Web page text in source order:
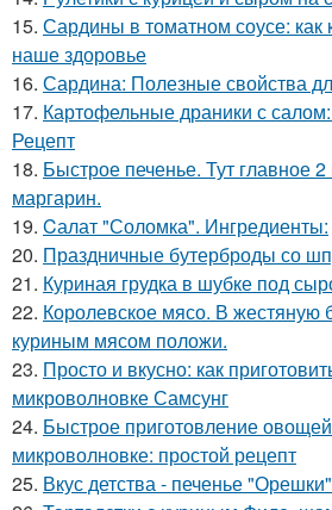
15. Сардины в томатном соусе:
наше здоровье
16. Сардина: Полезные свойства
17. Картофельные драники с
Рецепт
18. Быстрое печенье. Тут главное
маргарин.
19. Cалат "Соломка". Ингредиенты:
20. Праздничные бутерброды со
21. Куриная грудка в шубке под
22. Королевское мясо. В жестяную
куриным мясом положи.
23. Просто и вкусно: как
микроволновке Самсунг
24. Быстрое приготовление
микроволновке: простой рецепт
25. Вкус детства - печенье